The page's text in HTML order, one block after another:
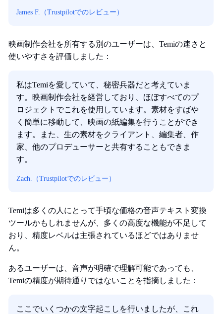
James F.（Trustpilotでのレビュー）
映画制作会社を所有する別のユーザーは、Temiの速さと
使いやすさを評価しました：
私はTemiを愛していて、秘密兵器だと考えていま
す。映画制作会社を経営しており、ほぼすべてのプ
ロジェクトでこれを使用しています。素材をすばや
く簡単に移動して、映画の紙編集を行うことができ
ます。また、生の素材をクライアント、編集者、作
家、他のプロデューサーと共有することもできま
す。
Zach.（Trustpilotでのレビュー）
Temiは多くの人にとって手頃な価格の音声テキスト変換
ツールかもしれませんが、多くの高度な機能が不足して
おり、精度レベルは主張されているほどではありませ
ん。
あるユーザーは、音声が明確で理解可能であっても、
Temiの精度が期待通りではないことを指摘しました：
ここでいくつかの文字起こしを行いましたが、これ